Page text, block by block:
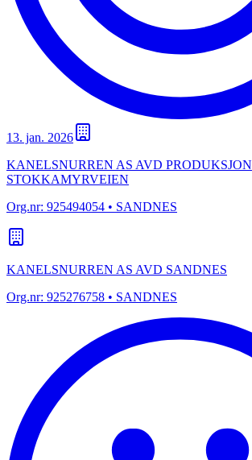
13. jan. 2026
KANELSNURREN AS AVD PRODUKSJON
STOKKAMYRVEIEN
Org.nr: 925494054 • SANDNES
KANELSNURREN AS AVD SANDNES
Org.nr: 925276758 • SANDNES